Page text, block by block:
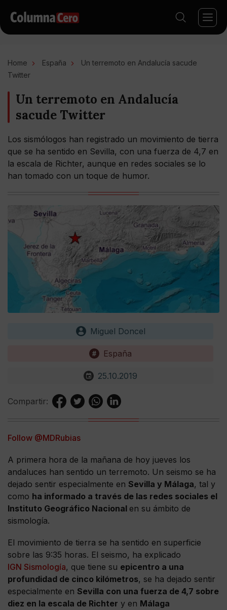
Home España
Un terremoto en Andalucía sacude
Twitter
Un terremoto en Andalucía
sacude Twitter
Los sismólogos han registrado un movimiento de tierra
que se ha sentido en Sevilla, con una fuerza de 4,7 en
la escala de Richter, aunque en redes sociales se lo
han tomado con un toque de humor.
Miguel Doncel
España
25.10.2019
Compartir:
Follow @MDRubias
A primera hora de la mañana de hoy jueves los
andaluces han sentido un terremoto. Un seismo se ha
dejado sentir especialmente en Sevilla y Málaga, tal y
como ha informado a través de las redes sociales el
Instituto Geográfico Nacional en su ámbito de
sismología.
El movimiento de tierra se ha sentido en superficie
sobre las 9:35 horas. El seismo, ha explicado
IGN Sismología, que tiene su epicentro a una
profundidad de cinco kilómetros, se ha dejado sentir
especialmente en Sevilla con una fuerza de 4,7 sobre
diez en la escala de Richter y en Málaga